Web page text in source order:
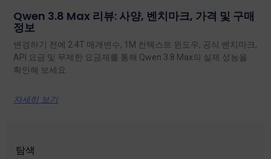
Qwen 3.8 Max 리뷰: 사양, 벤치마크, 가격 및 구매
정보
변경하기 전에 2.4T 매개변수, 1M 컨텍스트 윈도우, 공식 벤치마크,
API 요금 및 무제한 요금제를 통해 Qwen 3.8 Max의 실제 성능을
확인해 보세요.
자세히 보기
탐색